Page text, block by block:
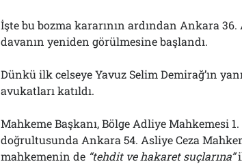
İşte bu bozma kararının ardından Ankara 36.
davanın yeniden görülmesine başlandı.
Dünkü ilk celseye Yavuz Selim Demirağ’ın
avukatları katıldı.
Mahkeme Başkanı, Bölge Adliye Mahkemesi 1.
doğrultusunda Ankara 54. Asliye Ceza
mahkemenin de “tehdit ve hakaret suçlarına”